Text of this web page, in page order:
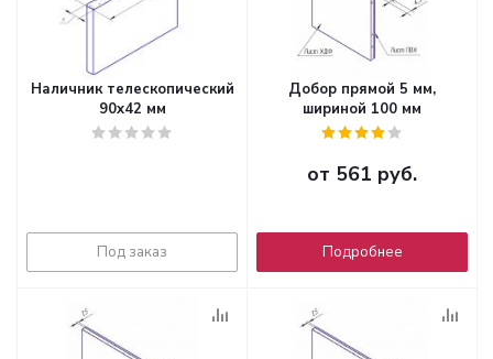
Наличник телескопический
90x42 мм
Под заказ
Добор прямой 5 мм,
шириной 100 мм
от 561 руб.
Подробнее